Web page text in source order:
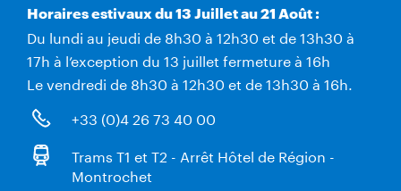
Horaires estivaux du 13 Juillet au 21 Août :
Du lundi au jeudi de 8h30 à 12h30 et de 13h30 à
17h à l’exception du 13 juillet fermeture à 16h
Le vendredi de 8h30 à 12h30 et de 13h30 à 16h.
+33 (0)4 26 73 40 00
Trams T1 et T2 - Arrêt Hôtel de Région -
Montrochet